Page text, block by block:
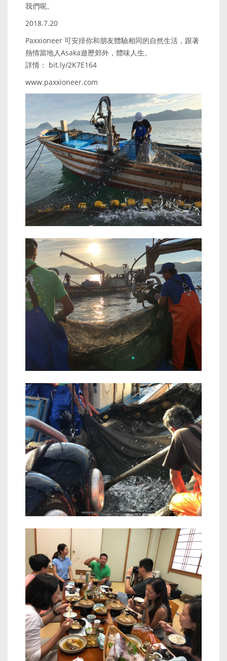
我們呢。
2018.7.20
Paxxioneer 可安排你和朋友體驗相同的自然生活，跟著
熱情當地人Asaka遊歷郊外，體味人生。
詳情： bit.ly/2K7E164
www.paxxioneer.com